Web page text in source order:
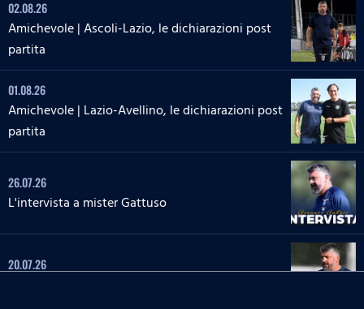
02.08.26
Amichevole | Ascoli-Lazio, le dichiarazioni post
partita
01.08.26
Amichevole | Lazio-Avellino, le dichiarazioni post
partita
26.07.26
L'intervista a mister Gattuso
20.07.26